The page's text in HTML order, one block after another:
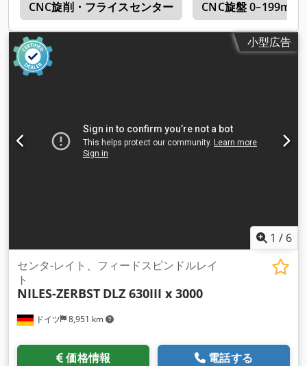
CNC旋削・フライスセンター CNC旋盤 0–199mm
小型広告
1 / 6
ドイツ 8,951 km
センタ-レイト、フィードスピンドルレイ
ト
NILES-ZERBST DLZ 630III x 3000
価格情報 電話する